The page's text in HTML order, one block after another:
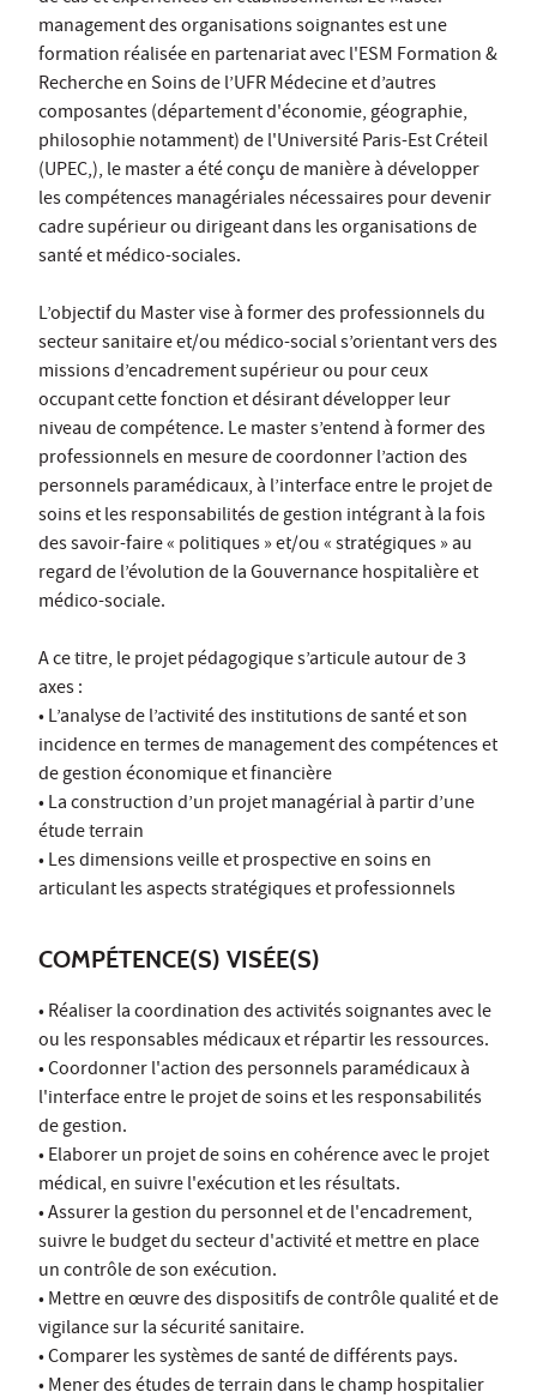
management des organisations soignantes est une
formation réalisée en partenariat avec l'ESM Formation &
Recherche en Soins de l’UFR Médecine et d’autres
composantes (département d'économie, géographie,
philosophie notamment) de l'Université Paris-Est Créteil
(UPEC,), le master a été conçu de manière à développer
les compétences managériales nécessaires pour devenir
cadre supérieur ou dirigeant dans les organisations de
santé et médico-sociales.
L’objectif du Master vise à former des professionnels du
secteur sanitaire et/ou médico-social s’orientant vers des
missions d’encadrement supérieur ou pour ceux
occupant cette fonction et désirant développer leur
niveau de compétence. Le master s’entend à former des
professionnels en mesure de coordonner l’action des
personnels paramédicaux, à l’interface entre le projet de
soins et les responsabilités de gestion intégrant à la fois
des savoir-faire « politiques » et/ou « stratégiques » au
regard de l’évolution de la Gouvernance hospitalière et
médico-sociale.
A ce titre, le projet pédagogique s’articule autour de 3
axes :
• L’analyse de l’activité des institutions de santé et son
incidence en termes de management des compétences et
de gestion économique et financière
• La construction d’un projet managérial à partir d’une
étude terrain
• Les dimensions veille et prospective en soins en
articulant les aspects stratégiques et professionnels
COMPÉTENCE(S) VISÉE(S)
• Réaliser la coordination des activités soignantes avec le
ou les responsables médicaux et répartir les ressources.
• Coordonner l'action des personnels paramédicaux à
l'interface entre le projet de soins et les responsabilités
de gestion.
• Elaborer un projet de soins en cohérence avec le projet
médical, en suivre l'exécution et les résultats.
• Assurer la gestion du personnel et de l'encadrement,
suivre le budget du secteur d'activité et mettre en place
un contrôle de son exécution.
• Mettre en œuvre des dispositifs de contrôle qualité et de
vigilance sur la sécurité sanitaire.
• Comparer les systèmes de santé de différents pays.
• Mener des études de terrain dans le champ hospitalier